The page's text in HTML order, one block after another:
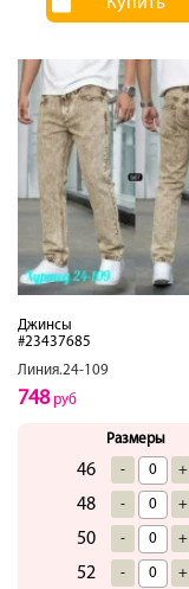
Джинсы
#23437685
Линия.24-109
748руб
Размеры
46 - +
48 - +
50 - +
52 - +